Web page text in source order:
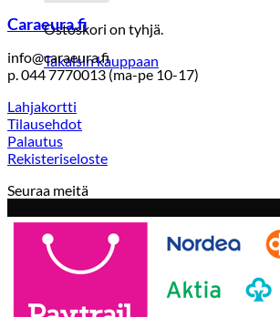
Ostoskori on tyhjä.
Takaisin kauppaan
Caraeura.fi
info@caraeura.fi
p. 044 7770013 (ma-pe 10-17)
Lahjakortti
Tilausehdot
Palautus
Rekisteriseloste
Seuraa meitä